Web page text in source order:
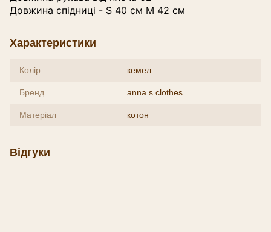
Довжина спідниці - S 40 см М 42 см
Характеристики
Колір кемел
Бренд anna.s.clothes
Матеріал котон
Відгуки